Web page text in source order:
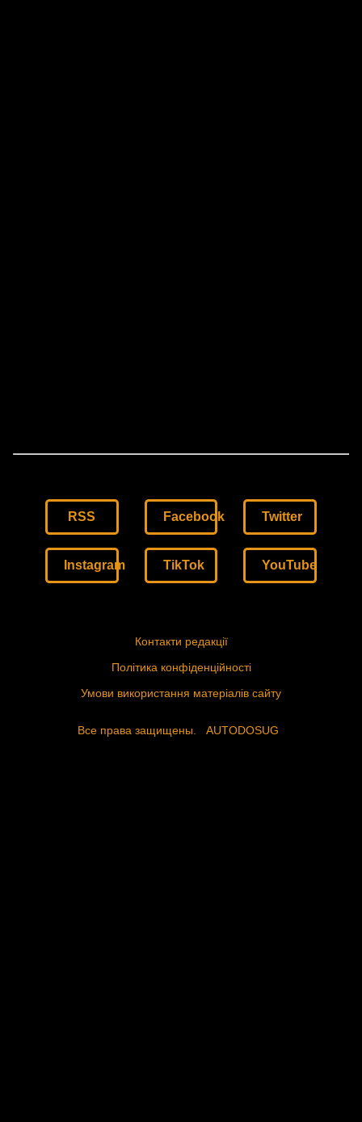
RSS Facebook Twitter
Instagram TikTok YouTube
Контакти редакції
Політика конфіденційності
Умови використання матеріалів сайту
Все права защищены. AUTODOSUG